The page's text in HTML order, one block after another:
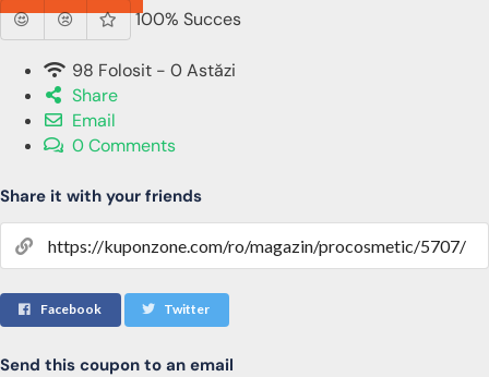
100% Succes
98 Folosit - 0 Astăzi
Share
Email
0 Comments
Share it with your friends
Facebook Twitter
Send this coupon to an email